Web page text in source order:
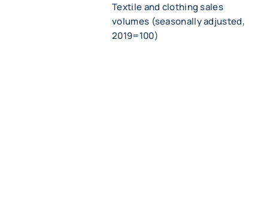
Textile and clothing sales
volumes (seasonally adjusted,
2019=100)